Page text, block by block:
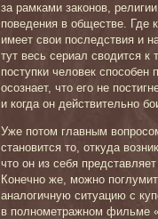
за рамками законов,
поведения в обществе. Где
имеет свои последствия и
тут весь сериал сводится к
поступки человек способен
осознает, что его не
и когда он действительно
Уже потом главным
становится то, откуда
что он из себя
Конечно же, можно
аналогичную ситуацию с
в полнометражном фильме